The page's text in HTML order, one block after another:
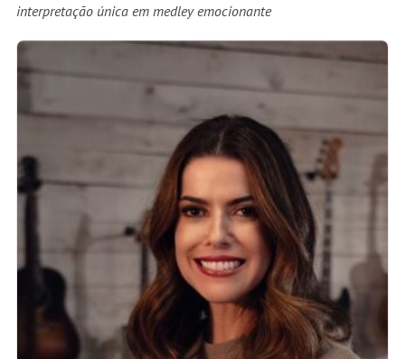
interpretação única em medley emocionante